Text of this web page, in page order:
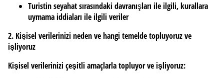
Turistin seyahat sırasındaki davranışları ile ilgili, kurallara
uymama iddiaları ile ilgili veriler
2. Kişisel verilerinizi neden ve hangi temelde topluyoruz ve
işliyoruz
Kişisel verilerinizi çeşitli amaçlarla topluyor ve işliyoruz: